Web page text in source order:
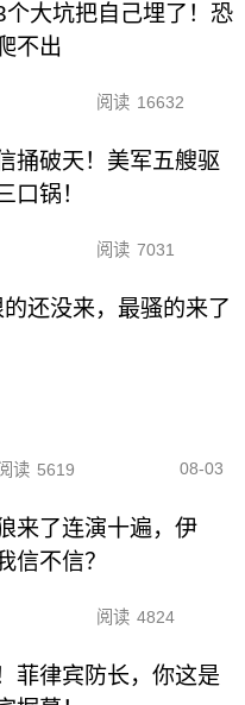
个大坑把自己埋了！恐
不出
阅读 16632
捅破天！美军五艘驱
口锅！
阅读 7031
还没来，最骚的来了
读 5619 08-03
来了连演十遍，伊
信不信？
阅读 4824
菲律宾防长，你这是